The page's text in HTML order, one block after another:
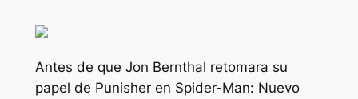
Antes de que Jon Bernthal retomara su
papel de Punisher en Spider-Man: Nuevo